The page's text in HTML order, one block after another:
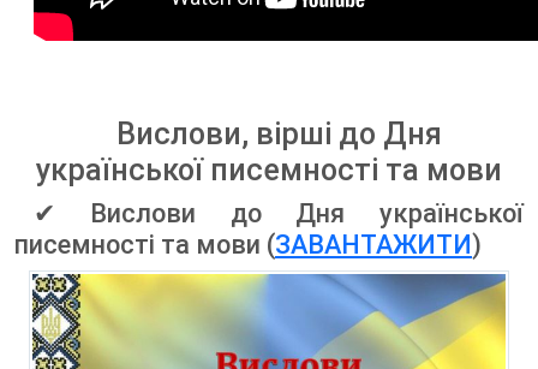
Вислови, вірші до Дня
української писемності та мови
✔ Вислови до Дня української
писемності та мови (ЗАВАНТАЖИТИ)